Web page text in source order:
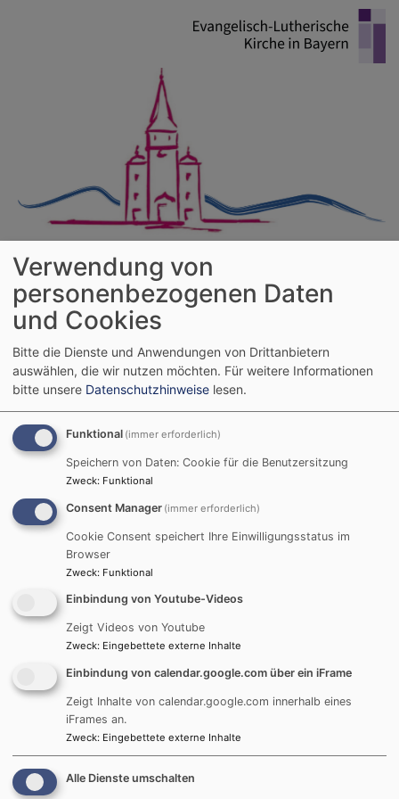
Evangelische Kirchengemeinde
Kleinheubach
Großheubach - Kleinheubach - Laudenbach - Mainbullau - Rüdenau
Hauptnavigation
Seniorenkreis
Der Seniorenkreis trifft sich monatlich, in der Regel am
letzten Donnerstag des Monats im Gemeindehaus.
Neben Kaffee und Kuchen gibt es ein wechselndes
Programm.
Alle sind herzlich willkommen.
Informationen im Pfarramt, Tel 09371-4248
Hauptnavigation
Startseite
Impressum
Verwendung von
personenbezogenen Daten
und Cookies
Bitte die Dienste und Anwendungen von Drittanbietern
auswählen, die wir nutzen möchten. Für weitere Informationen
bitte unsere Datenschutzhinweise lesen.
Funktional (immer erforderlich)
Speichern von Daten: Cookie für die Benutzersitzung
Zweck: Funktional
Consent Manager (immer erforderlich)
Cookie Consent speichert Ihre Einwilligungsstatus im
Browser
Zweck: Funktional
Einbindung von Youtube-Videos
Zeigt Videos von Youtube
Zweck: Eingebettete externe Inhalte
Einbindung von calendar.google.com über ein iFrame
Zeigt Inhalte von calendar.google.com innerhalb eines
iFrames an.
Zweck: Eingebettete externe Inhalte
Alle Dienste umschalten